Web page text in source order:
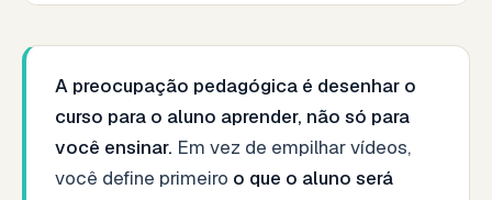
A preocupação pedagógica é desenhar o
curso para o aluno aprender, não só para
você ensinar. Em vez de empilhar vídeos,
você define primeiro o que o aluno será